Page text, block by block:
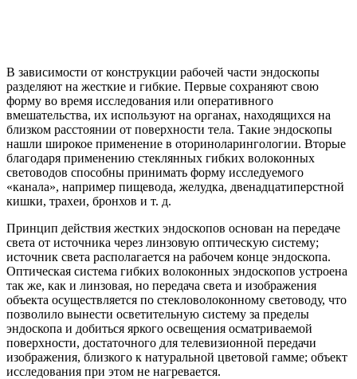
В зависимости от конструкции рабочей части эндоскопы
разделяют на жесткие и гибкие. Первые сохраняют свою
форму во время исследования или оперативного
вмешательства, их используют на органах, находящихся на
близком расстоянии от поверхности тела. Такие эндоскопы
нашли широкое применение в оториноларингологии. Вторые
благодаря применению стеклянных гибких волоконных
световодов способны принимать форму исследуемого
«канала», например пищевода, желудка, двенадцатиперстной
кишки, трахеи, бронхов и т. д.
Принцип действия жестких эндоскопов основан на передаче
света от источника через линзовую оптическую систему;
источник света располагается на рабочем конце эндоскопа.
Оптическая система гибких волоконных эндоскопов устроена
так же, как и линзовая, но передача света и изображения
объекта осуществляется по стекловолоконному световоду, что
позволило вынести осветительную систему за пределы
эндоскопа и добиться яркого освещения осматриваемой
поверхности, достаточного для телевизионной передачи
изображения, близкого к натуральной цветовой гамме; объект
исследования при этом не нагревается.